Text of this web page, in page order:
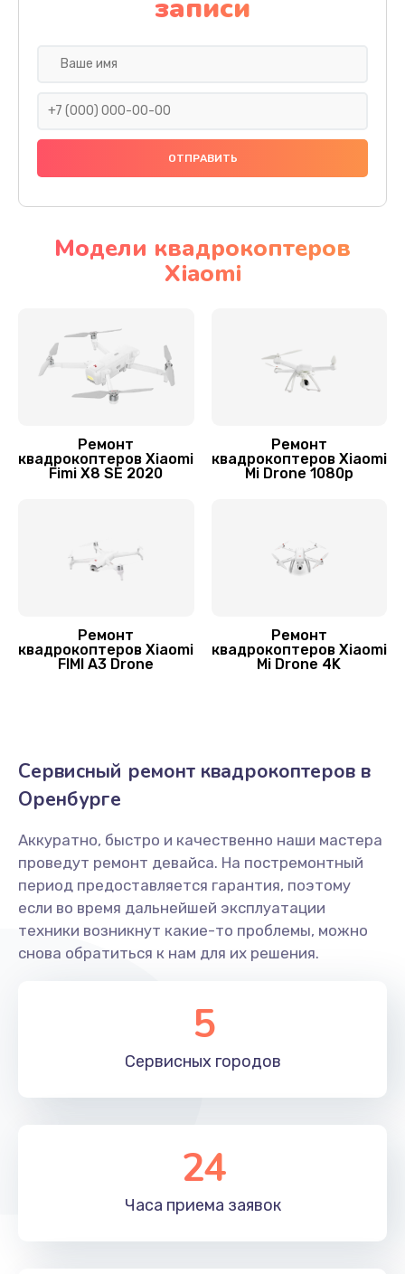
Заказать
Установка антенны пульта
Замена шестерни
Замена рамы квадрокоптера Xiaomi
Замена оси квадрокоптера Xiaomi
Замена корпуса
Заказать
Заказать
Замена лопасти
1400 руб.
Заказать
Ремонт камеры
1400 руб.
Заказать
Заказать
записи
Модели квадрокоптеров
Xiaomi
Ремонт
квадрокоптеров Xiaomi
Fimi X8 SE 2020
Ремонт
квадрокоптеров Xiaomi
Mi Drone 1080p
Ремонт
квадрокоптеров Xiaomi
FIMI A3 Drone
Ремонт
квадрокоптеров Xiaomi
Mi Drone 4K
Сервисный ремонт квадрокоптеров в
Оренбурге
Аккуратно, быстро и качественно наши мастера
проведут ремонт девайса. На постремонтный
период предоставляется гарантия, поэтому
если во время дальнейшей эксплуатации
техники возникнут какие-то проблемы, можно
снова обратиться к нам для их решения.
5
Сервисных городов
24
Часа приема заявок